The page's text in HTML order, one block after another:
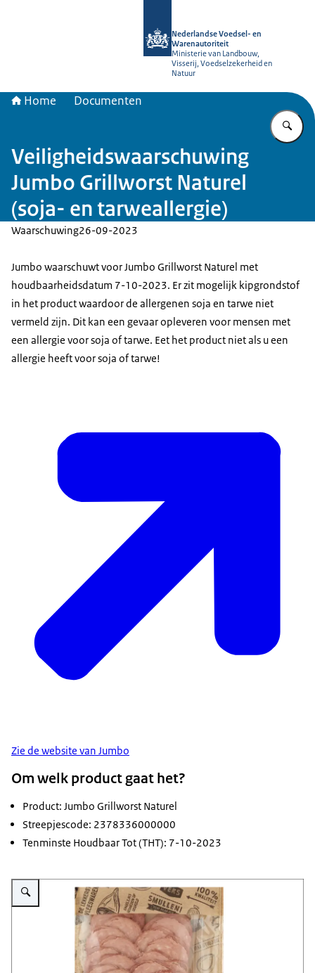
Nederlandse Voedsel- en
Warenautoriteit
Ministerie van Landbouw,
Visserij, Voedselzekerheid en
Natuur
Home Documenten
Veiligheidswaarschuwing
Jumbo Grillworst Naturel
(soja- en tarweallergie)
Waarschuwing26-09-2023
Jumbo waarschuwt voor Jumbo Grillworst Naturel met
houdbaarheidsdatum 7-10-2023. Er zit mogelijk kipgrondstof
in het product waardoor de allergenen soja en tarwe niet
vermeld zijn. Dit kan een gevaar opleveren voor mensen met
een allergie voor soja of tarwe. Eet het product niet als u een
allergie heeft voor soja of tarwe!
Zie de website van Jumbo
Om welk product gaat het?
Product: Jumbo Grillworst Naturel
Streepjescode: 2378336000000
Tenminste Houdbaar Tot (THT): 7-10-2023
Vergroot afbeelding Veiligheidswaarschuwing Jumbo Grillworst